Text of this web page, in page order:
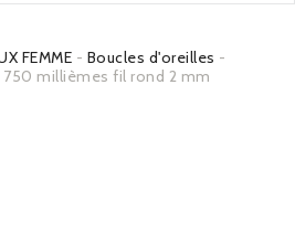
FEMME
Boucles d'oreilles
750 millièmes fil rond 2 mm